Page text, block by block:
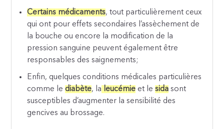
Certains médicaments, tout particulièrement ceux
qui ont pour effets secondaires l’assèchement de
la bouche ou encore la modification de la
pression sanguine peuvent également être
responsables des saignements;
Enfin, quelques conditions médicales particulières
comme lediabète, la leucémie et lesida sont
susceptibles d’augmenter la sensibilité des
gencives au brossage.